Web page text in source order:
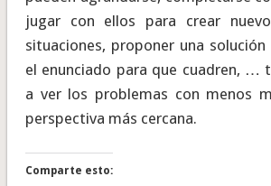
jugar con ellos para crear
situaciones, proponer una
el enunciado para que cuadren, …
a ver los problemas con menos
perspectiva más cercana.
Comparte esto: